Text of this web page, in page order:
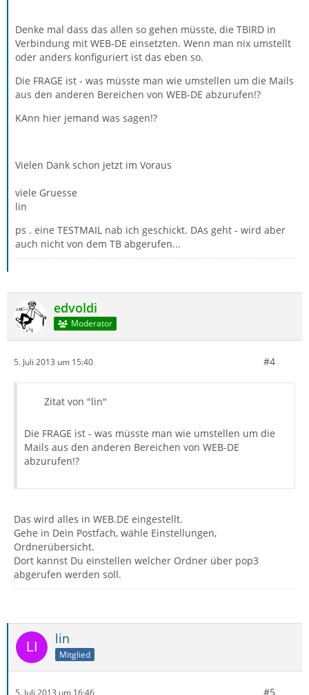
Denke mal dass das allen so gehen müsste, die TBIRD in
Verbindung mit WEB-DE einsetzten. Wenn man nix umstellt
oder anders konfiguriert ist das eben so.
Die FRAGE ist - was müsste man wie umstellen um die Mails
aus den anderen Bereichen von WEB-DE abzurufen!?
KAnn hier jemand was sagen!?
Vielen Dank schon jetzt im Voraus
viele Gruesse
lin
ps . eine TESTMAIL nab ich geschickt. DAs geht - wird aber
auch nicht von dem TB abgerufen...
edvoldi
Moderator
5. Juli 2013 um 15:40 #4
Zitat von "lin"
Die FRAGE ist - was müsste man wie umstellen um die
Mails aus den anderen Bereichen von WEB-DE
abzurufen!?
Das wird alles in WEB.DE eingestellt.
Gehe in Dein Postfach, wähle Einstellungen,
Ordnerübersicht.
Dort kannst Du einstellen welcher Ordner über pop3
abgerufen werden soll.
lin
Mitglied
5. Juli 2013 um 16:46 #5